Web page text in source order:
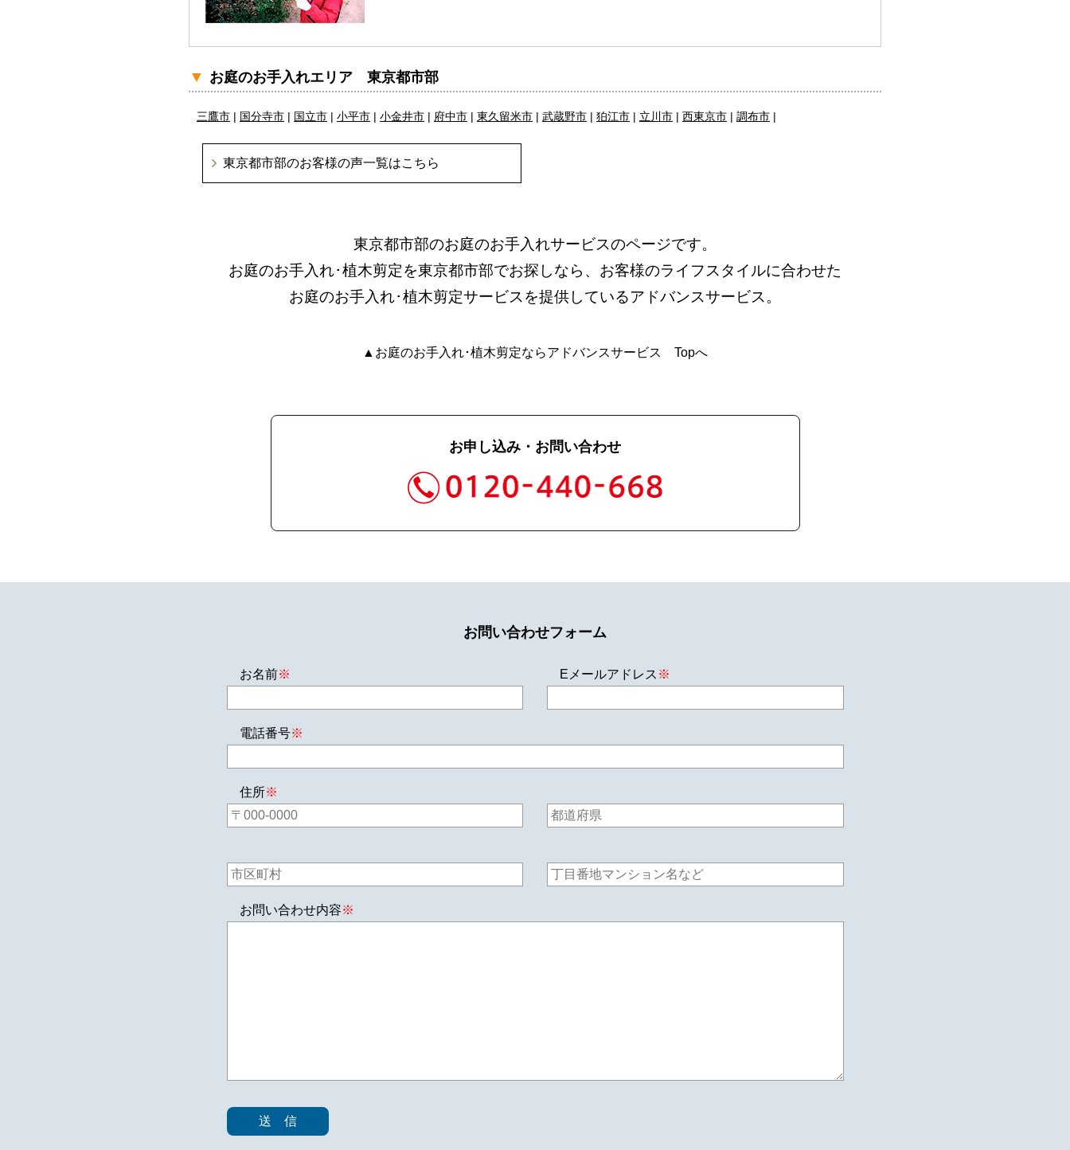
▼ お庭のお手入れエリア 東京都市部
三鷹市 | 国分寺市 | 国立市 | 小平市 | 小金井市 | 府中市 | 東久留米市 | 武蔵野市 | 狛江市 | 立川市 | 西東京市 | 調布市 |
東京都市部のお客様の声一覧はこちら
東京都市部のお庭のお手入れサービスのページです。
お庭のお手入れ･植木剪定を東京都市部でお探しなら、お客様のライフスタイルに合わせた
お庭のお手入れ･植木剪定サービスを提供しているアドバンスサービス。
▲お庭のお手入れ･植木剪定ならアドバンスサービス Topへ
お申し込み・お問い合わせ
お問い合わせフォーム
お名前※ Eメールアドレス ※
電話番号※
住所※
お問い合わせ内容※